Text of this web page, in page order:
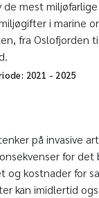
de mest
i marine
fra Oslofjorden
2021 - 2025
på invasive
for det
og kostnader for
kan imidlertid